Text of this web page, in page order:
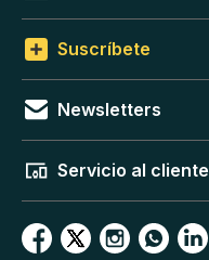
Suscríbete
Newsletters
Servicio al cliente